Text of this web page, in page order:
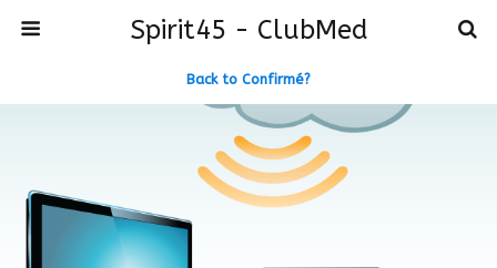
Spirit45 - ClubMed
Back to Confirmé?